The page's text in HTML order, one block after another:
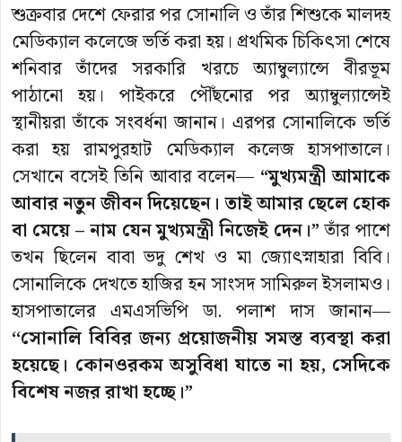
শুক্রবার দেশে ফেরার পর সোনালি ও তাঁর শিশুকে মালদহ
মেডিক্যাল কলেজে ভর্তি করা হয়। প্রথমিক চিকিৎসা শেষে
শনিবার তাঁদের সরকারি খরচে অ্যাম্বুল্যান্সে বীরভূম
পাঠানো হয়। পাইকরে পৌঁছনোর পর অ্যাম্বুল্যান্সেই
স্থানীয়রা তাঁকে সংবর্ধনা জানান। এরপর সোনালিকে ভর্তি
করা হয় রামপুরহাট মেডিক্যাল কলেজ হাসপাতালে।
সেখানে বসেই তিনি আবার বলেন— “মুখ্যমন্ত্রী আমাকে
আবার নতুন জীবন দিয়েছেন। তাই আমার ছেলে হোক
বা মেয়ে – নাম যেন মুখ্যমন্ত্রী নিজেই দেন।”তাঁর পাশে
তখন ছিলেন বাবা ভদু শেখ ও মা জ্যোৎস্নাহারা বিবি।
সোনালিকে দেখতে হাজির হন সাংসদ সামিরুল ইসলামও।
হাসপাতালের এমএসভিপি ডা. পলাশ দাস জানান—
‘‘সোনালি বিবির জন্য প্রয়োজনীয় সমস্ত ব্যবস্থা করা
হয়েছে। কোনওরকম অসুবিধা যাতে না হয়, সেদিকে
বিশেষ নজর রাখা হচ্ছে।”